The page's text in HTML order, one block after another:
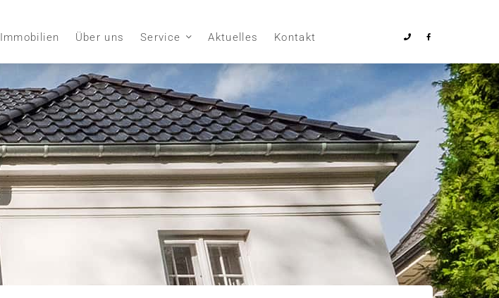
Immobilien Über uns Service Aktuelles Kontakt